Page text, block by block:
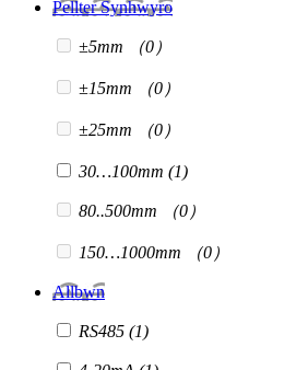
Pellter Synhwyro
±5mm （0）
±15mm （0）
±25mm （0）
30…100mm (1)
80..500mm （0）
150…1000mm （0）
Allbwn
RS485 (1)